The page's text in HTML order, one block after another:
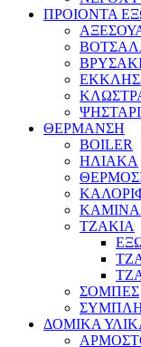
ΠΡΟΙΟΝΤΑ
ΘΕΡΜΑΝΣΗ
BOILER
ΗΛΙΑΚΑ
ΤΖΑΚΙΑ
ΣΟΜΠΕΣ
ΔΟΜΙΚΑ